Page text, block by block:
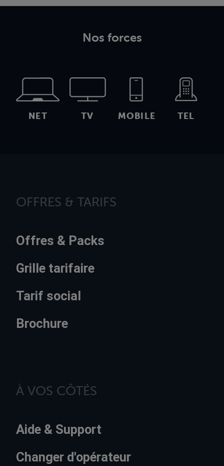
Nos forces
NET TV MOBILE TEL
OFFRES & TARIFS
Offres & Packs
Grille tarifaire
Tarif social
Brochure
À VOS CÔTÉS
Aide & Support
Changer d'opérateur